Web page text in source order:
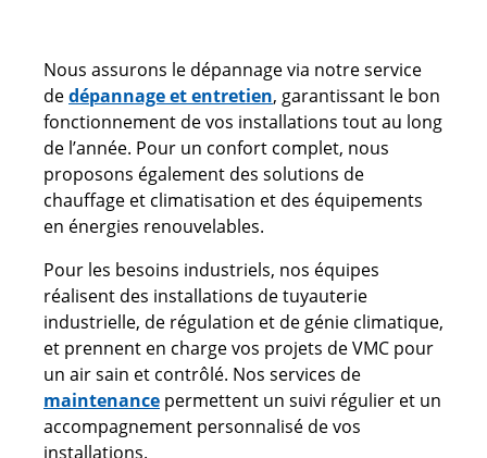
Nous assurons le dépannage via notre service
dedépannage et entretien, garantissant le bon
fonctionnement de vos installations tout au long
de l’année. Pour un confort complet, nous
proposons également des solutions de
chauffage et climatisation et des équipements
en énergies renouvelables.
Pour les besoins industriels, nos équipes
réalisent des installations de tuyauterie
industrielle, de régulation et de génie climatique,
et prennent en charge vos projets de VMC pour
un air sain et contrôlé. Nos services de
maintenance permettent un suivi régulier et un
accompagnement personnalisé de vos
installations.